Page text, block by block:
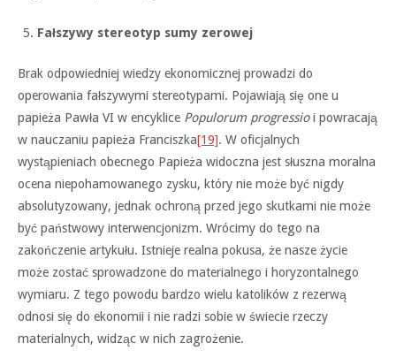
Fałszywy stereotyp sumy zerowej
Brak odpowiedniej wiedzy ekonomicznej prowadzi do
operowania fałszywymi stereotypami. Pojawiają się one u
papieża Pawła VI w encyklice Populorum progressioi powracają
w nauczaniu papieża Franciszka[19]. W oficjalnych
wystąpieniach obecnego Papieża widoczna jest słuszna moralna
ocena niepohamowanego zysku, który nie może być nigdy
absolutyzowany, jednak ochroną przed jego skutkami nie może
być państwowy interwencjonizm. Wrócimy do tego na
zakończenie artykułu. Istnieje realna pokusa, że nasze życie
może zostać sprowadzone do materialnego i horyzontalnego
wymiaru. Z tego powodu bardzo wielu katolików z rezerwą
odnosi się do ekonomii i nie radzi sobie w świecie rzeczy
materialnych, widząc w nich zagrożenie.